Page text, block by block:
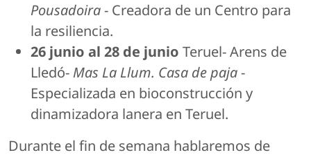
Pousadoira- Creadora de un Centro para
la resiliencia.
26 junio al 28 de junio Teruel- Arens de
Lledó- Mas La Llum. Casa de paja-
Especializada en bioconstrucción y
dinamizadora lanera en Teruel.
Durante el fin de semana hablaremos de